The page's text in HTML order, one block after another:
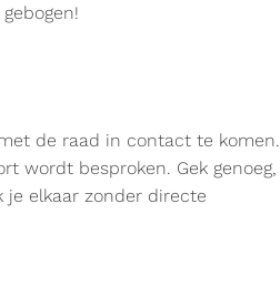
de raad in contact te komen.
wordt besproken. Gek genoeg,
je elkaar zonder directe